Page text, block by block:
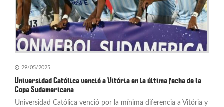
n
t
r
d
a
29/05/2025
Universidad Católica venció a Vitória en la última fecha de la
Copa Sudamericana
Universidad Católica venció por la mínima diferencia a Vitória y